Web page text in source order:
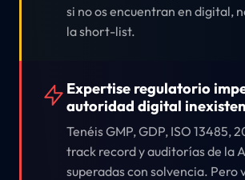
si no os encuentran en digital,
la short-list.
Expertise regulatorio
autoridad digital
Tenéis GMP, GDP, ISO 13485,
track record y auditorías de la
superadas con solvencia. Pero